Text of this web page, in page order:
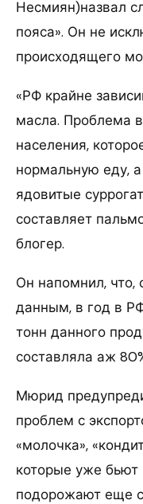
Несмиян)назвал
пояса». Он не
происходящего
«РФ крайне
масла. Проблема
населения,
нормальную еду,
ядовитые
составляет
блогер.
Он напомнил, что,
данным, в год в
тонн данного
составляла аж
Мюрид
проблем с
«молочка»,
которые уже
подорожают еще